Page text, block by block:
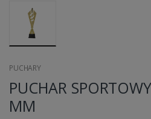
PUCHARY
PUCHAR
MM